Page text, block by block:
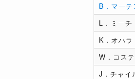
B．マーテ
L．ミーチ
K．オハラ
W．コス
J．チャイ